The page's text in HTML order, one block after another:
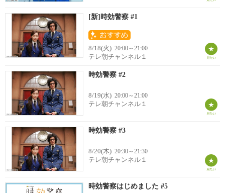
[新]時効警察 #1
8/18(火) 20:00～21:00
テレ朝チャンネル１
時効警察 #2
8/19(水) 20:00～21:00
テレ朝チャンネル１
時効警察 #3
8/20(木) 20:30～21:30
テレ朝チャンネル１
時効警察はじめました #5